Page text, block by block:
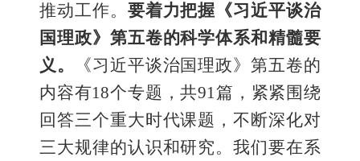
推动工作。 要着力把握《习近平谈治
国理政》第五卷的科学体系和精髓要
义。
《习近平谈治国理政》第五卷的
内容有18个专题，共91篇，紧紧围绕
回答三个重大时代课题，不断深化对
三大规律的认识和研究。我们要在系